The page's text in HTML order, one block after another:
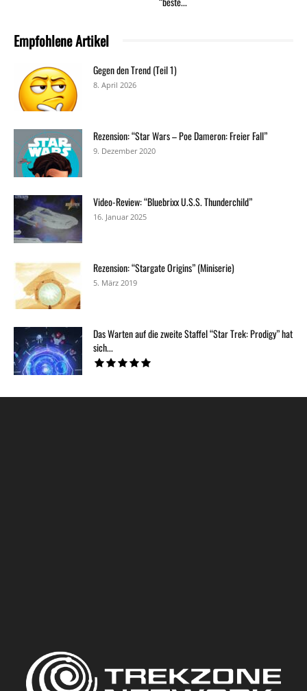
Empfohlene Artikel
Gegen den Trend (Teil 1)
8. April 2026
Rezension: “Star Wars – Poe Dameron: Freier Fall”
9. Dezember 2020
Video-Review: “Bluebrixx U.S.S. Thunderchild”
16. Januar 2025
Rezension: “Stargate Origins” (Miniserie)
5. März 2019
Das Warten auf die zweite Staffel “Star Trek: Prodigy” hat
sich...